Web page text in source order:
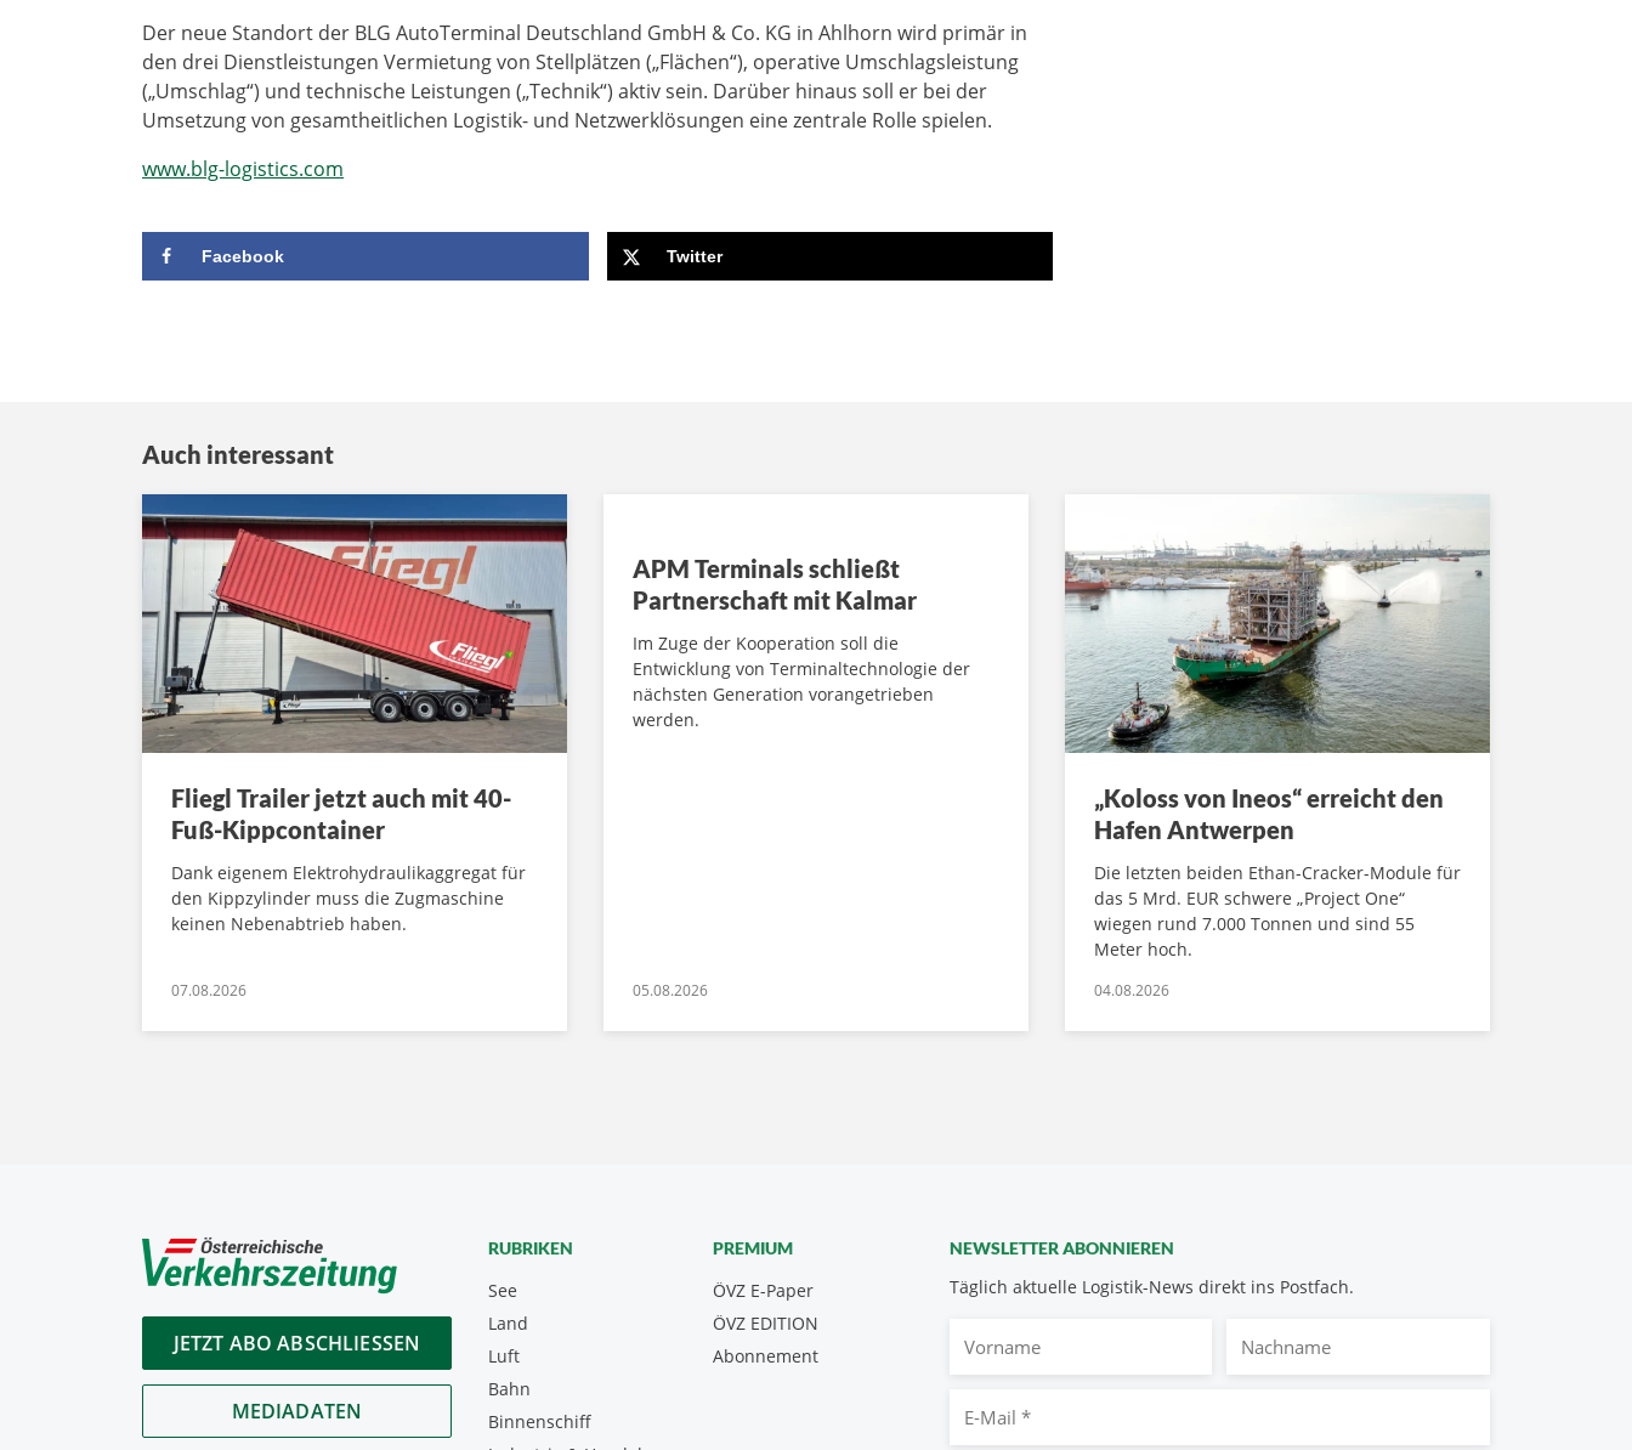
Der neue Standort der BLG AutoTerminal Deutschland GmbH & Co. KG in Ahlhorn wird primär in
den drei Dienstleistungen Vermietung von Stellplätzen („Flächen“), operative Umschlagsleistung
(„Umschlag“) und technische Leistungen („Technik“) aktiv sein. Darüber hinaus soll er bei der
Umsetzung von gesamtheitlichen Logistik- und Netzwerklösungen eine zentrale Rolle spielen.
www.blg-logistics.com
Facebook Twitter
Auch interessant
Fliegl Trailer jetzt auch mit 40-
Fuß-Kippcontainer
Dank eigenem Elektrohydraulikaggregat für
den Kippzylinder muss die Zugmaschine
keinen Nebenabtrieb haben.
07.08.2026
APM Terminals schließt
Partnerschaft mit Kalmar
Im Zuge der Kooperation soll die
Entwicklung von Terminaltechnologie der
nächsten Generation vorangetrieben
werden.
05.08.2026
„Koloss von Ineos“ erreicht den
Hafen Antwerpen
Die letzten beiden Ethan-Cracker-Module für
das 5 Mrd. EUR schwere „Project One“
wiegen rund 7.000 Tonnen und sind 55
Meter hoch.
04.08.2026
JETZT ABO ABSCHLIESSEN
MEDIADATEN
NEWSLETTER ABONNIEREN
Täglich aktuelle Logistik-News direkt ins Postfach.
Mail
RUBRIKEN
See
Land
Luft
Bahn
Binnenschiff
PREMIUM
ÖVZ E-Paper
Abonnement
ÖVZ EDITION